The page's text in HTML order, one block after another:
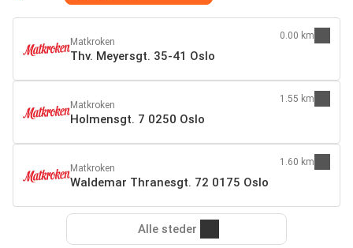
Matkroken
Thv. Meyersgt. 35-41 Oslo
0.00 km
Matkroken
Holmensgt. 7 0250 Oslo
1.55 km
Matkroken
Waldemar Thranesgt. 72 0175 Oslo
1.60 km
Alle steder